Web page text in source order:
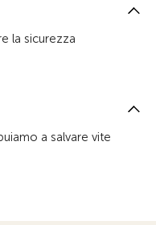
la sicurezza
a salvare vite